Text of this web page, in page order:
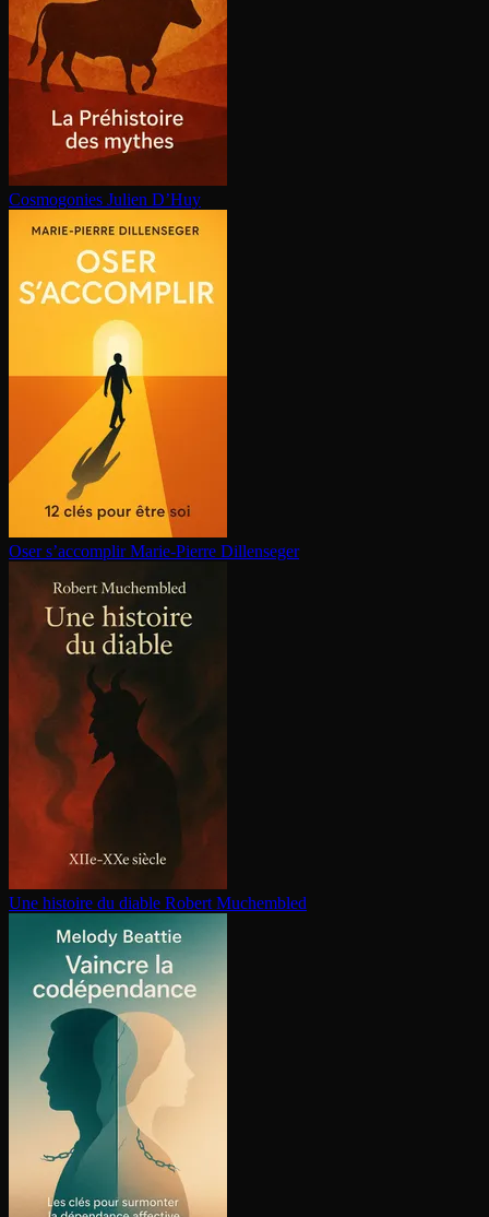
Cosmogonies Julien D’Huy
Oser s’accomplir Marie-Pierre Dillenseger
Une histoire du diable Robert Muchembled